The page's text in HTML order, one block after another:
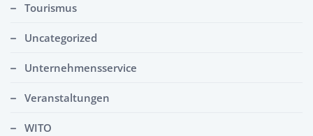
Tourismus
Uncategorized
Unternehmensservice
Veranstaltungen
WITO